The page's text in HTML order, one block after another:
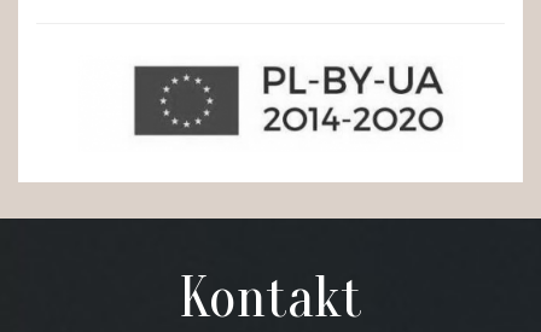
Kontakt